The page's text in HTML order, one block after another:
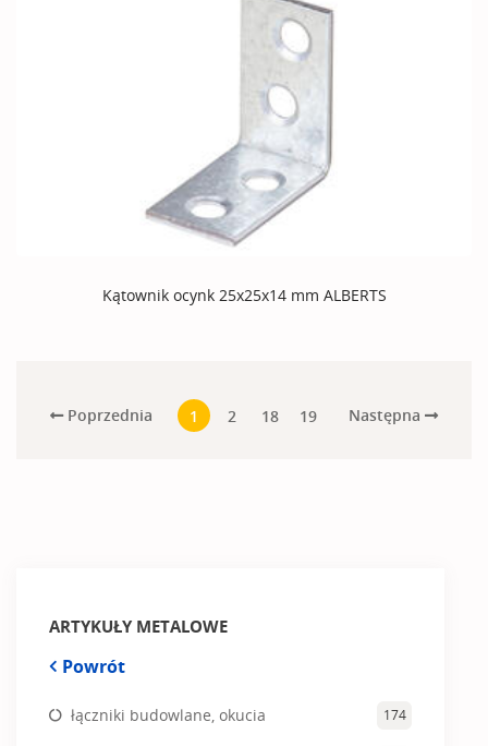
ARTYKUŁY METALOWE
Powrót
łączniki budowlane, okucia 174
Kątownik ocynk 25x25x14 mm ALBERTS
Poprzednia 1 2 18 19 Następna